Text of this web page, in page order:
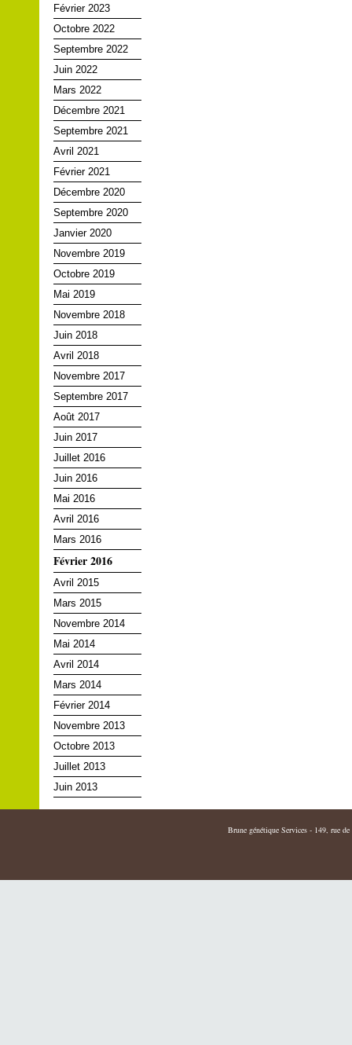
Février 2023
Octobre 2022
Septembre 2022
Juin 2022
Mars 2022
Décembre 2021
Septembre 2021
Avril 2021
Février 2021
Décembre 2020
Septembre 2020
Janvier 2020
Novembre 2019
Octobre 2019
Mai 2019
Novembre 2018
Juin 2018
Avril 2018
Novembre 2017
Septembre 2017
Août 2017
Juin 2017
Juillet 2016
Juin 2016
Mai 2016
Avril 2016
Mars 2016
Février 2016
Avril 2015
Mars 2015
Novembre 2014
Mai 2014
Avril 2014
Mars 2014
Février 2014
Novembre 2013
Octobre 2013
Juillet 2013
Juin 2013
Brune génétique Services - 149, rue